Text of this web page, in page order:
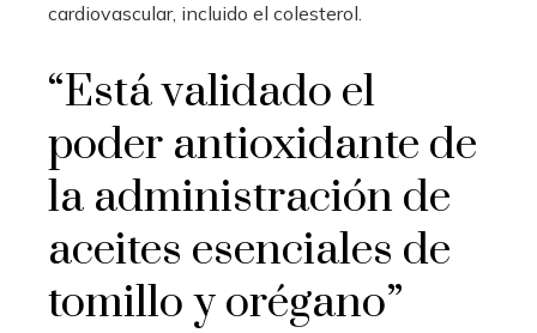
cardiovascular, incluido el colesterol.
“Está validado el
poder antioxidante de
la administración de
aceites esenciales de
tomillo y orégano”